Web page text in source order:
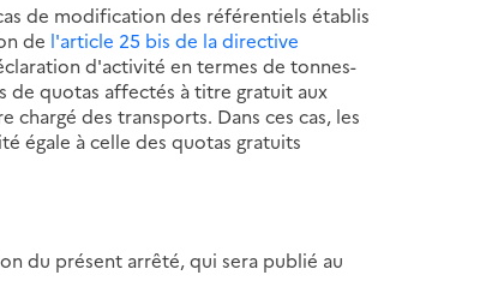
de modification des référentiels établis
de l'article 25 bis de la directive
d'activité en termes de tonnes-
quotas affectés à titre gratuit aux
des transports. Dans ces cas, les
égale à celle des quotas gratuits
du présent arrêté, qui sera publié au